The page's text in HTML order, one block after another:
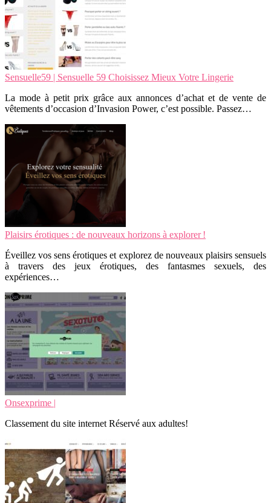
Sensuelle59 | Sensuelle 59 Choisissez Mieux Votre Lingerie
La mode à petit prix grâce aux annonces d’achat et de vente de
vêtements d’occasion d’Invasion Power, c’est possible. Passez…
Plaisirs érotiques : de nouveaux horizons à explorer !
Éveillez vos sens érotiques et explorez de nouveaux plaisirs sensuels
à travers des jeux érotiques, des fantasmes sexuels, des
expériences…
Onsexprime |
Classement du site internet Réservé aux adultes!